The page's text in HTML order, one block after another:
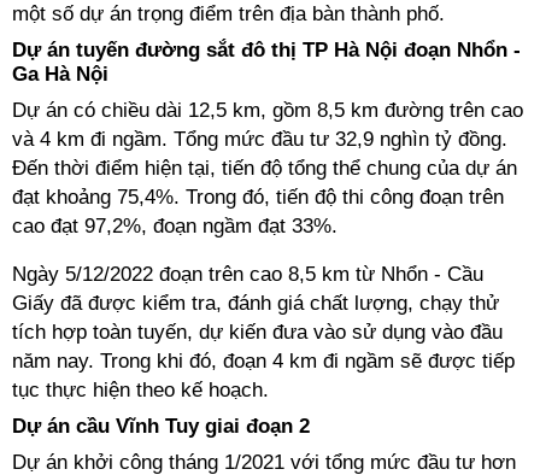
một số dự án trọng điểm trên địa bàn thành phố.
Dự án tuyến đường sắt đô thị TP Hà Nội đoạn Nhổn -
Ga Hà Nội
Dự án có chiều dài 12,5 km, gồm 8,5 km đường trên cao
và 4 km đi ngầm. Tổng mức đầu tư 32,9 nghìn tỷ đồng.
Đến thời điểm hiện tại, tiến độ tổng thể chung của dự án
đạt khoảng 75,4%. Trong đó, tiến độ thi công đoạn trên
cao đạt 97,2%, đoạn ngầm đạt 33%.
Ngày 5/12/2022 đoạn trên cao 8,5 km từ Nhổn - Cầu
Giấy đã được kiểm tra, đánh giá chất lượng, chạy thử
tích hợp toàn tuyến, dự kiến đưa vào sử dụng vào đầu
năm nay. Trong khi đó, đoạn 4 km đi ngầm sẽ được tiếp
tục thực hiện theo kế hoạch.
Dự án cầu Vĩnh Tuy giai đoạn 2
Dự án khởi công tháng 1/2021 với tổng mức đầu tư hơn